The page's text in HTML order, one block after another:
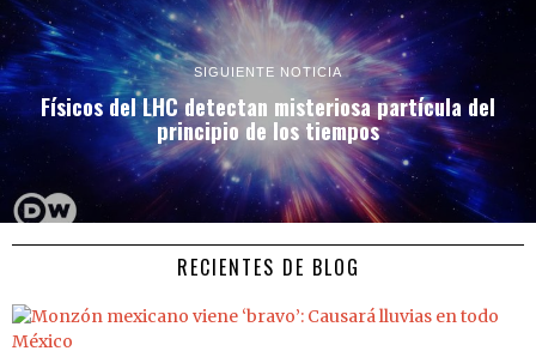
SIGUIENTE NOTICIA
Físicos del LHC detectan misteriosa partícula del
principio de los tiempos
RECIENTES DE BLOG